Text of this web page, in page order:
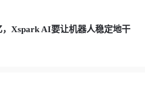
，Xspark AI要让机器人稳定地干